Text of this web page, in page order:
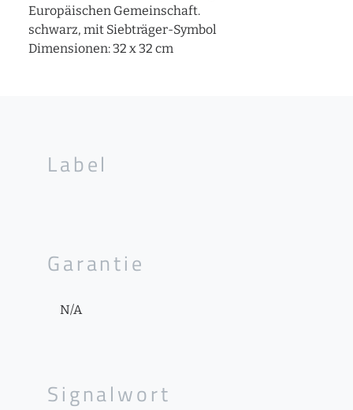
Europäischen Gemeinschaft.
schwarz, mit Siebträger-Symbol
Dimensionen: 32 x 32 cm
Label
Garantie
N/A
Signalwort